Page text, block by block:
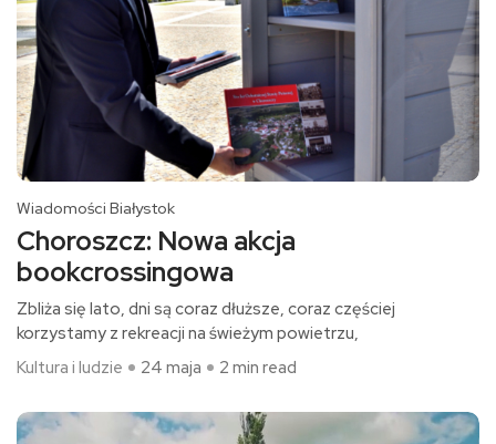
Wiadomości Białystok
Choroszcz: Nowa akcja
bookcrossingowa
Zbliża się lato, dni są coraz dłuższe, coraz częściej
korzystamy z rekreacji na świeżym powietrzu,
Kultura i ludzie
24 maja 2 min read